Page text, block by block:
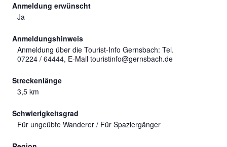
Anmeldung erwünscht
Ja
Anmeldungshinweis
Anmeldung über die Tourist-Info Gernsbach: Tel.
07224 / 64444, E-Mail touristinfo@gernsbach.de
Streckenlänge
3,5 km
Schwierigkeitsgrad
Für ungeübte Wanderer / Für Spaziergänger